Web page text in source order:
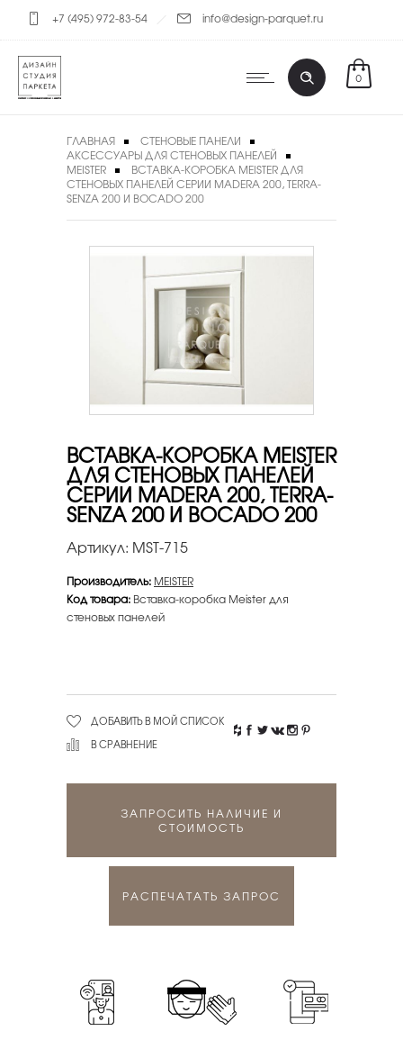
+7 (495) 972-83-54 info@design-parquet.ru
0
ГЛАВНАЯ
СТЕНОВЫЕ ПАНЕЛИ
АКСЕССУАРЫ ДЛЯ СТЕНОВЫХ ПАНЕЛЕЙ
MEISTER
ВСТАВКА-КОРОБКА MEISTER ДЛЯ
СТЕНОВЫХ ПАНЕЛЕЙ СЕРИИ MADERA 200, TERRA-
SENZA 200 И BOCADO 200
ВСТАВКА-КОРОБКА MEISTER
ДЛЯ СТЕНОВЫХ ПАНЕЛЕЙ
СЕРИИ MADERA 200, TERRA-
SENZA 200 И BOCADO 200
Артикул: MST-715
Производитель: MEISTER
Код товара: Вставка-коробка Meister для
стеновых панелей
ДОБАВИТЬ В МОЙ СПИСОК
В СРАВНЕНИЕ
ЗАПРОСИТЬ НАЛИЧИЕ И
СТОИМОСТЬ
РАСПЕЧАТАТЬ ЗАПРОС